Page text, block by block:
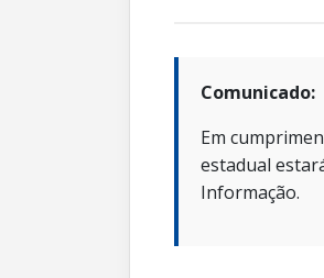
Comunicado:
Em
estadual
Informação.